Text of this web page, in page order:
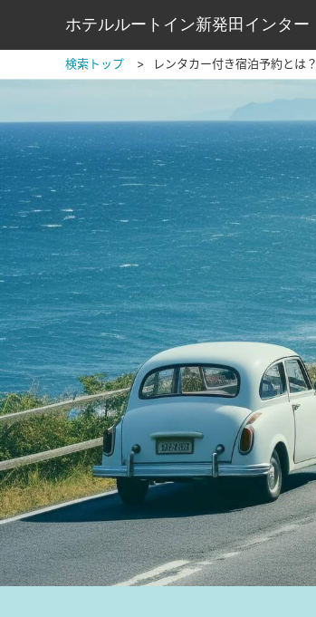
ホテルルートイン新発田インター
検索トップ レンタカー付き宿泊予約とは？